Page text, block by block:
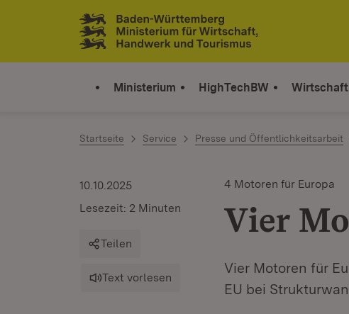
Zum Inhalt springen
Link zur Startseite
Ministerium HighTechBW Wirtschaft
Startseite Service Presse und Öffentlichkeitsarbeit
4 Motoren für Europa
Vier
Vier Motoren für
EU bei
10.10.2025
Lesezeit: 2 Minuten
Teilen
Text vorlesen